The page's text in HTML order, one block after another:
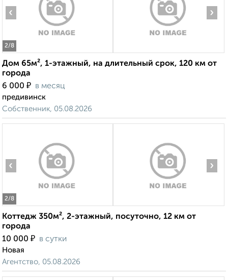
2/8
‹ ›
Дом 65м², 1-этажный, на длительный срок, 120 км от
города
6 000 ₽ в месяц
предивинск
Собственник, 05.08.2026
2/8
‹ ›
Коттедж 350м², 2-этажный, посуточно, 12 км от
города
10 000 ₽ в сутки
Новая
Агентство, 05.08.2026